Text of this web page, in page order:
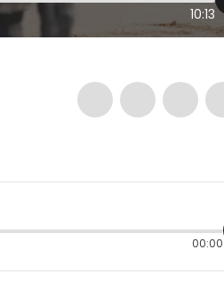
10:13
00:00